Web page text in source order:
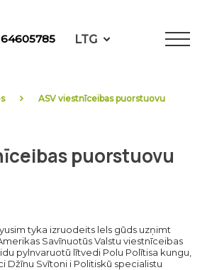
64605785 LTG
ASV viestnīceibas puorstuovu
puorstuovu
tyka izruodeits lels gūds uzņimt
Savīnuotūs Valstu viestnīceibas
pylnvaruotū lītvedi Polu Polītisa kungu,
Džīnu Svītoni i Politiskū specialistu